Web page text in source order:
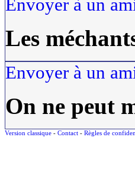
Envoyer à un
Les
Envoyer à un
On ne peut
Version classique - Contact - Règles de